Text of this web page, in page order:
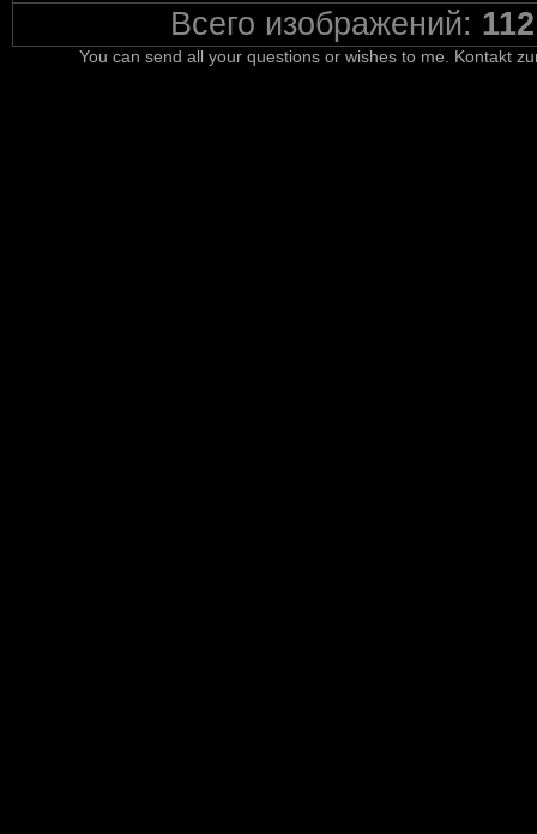
Всего изображений: 112
You can send all your questions or wishes to me. Kontakt